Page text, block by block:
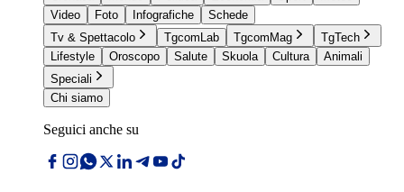
Video
Foto Infografiche
Schede
Tv & Spettacolo
TgcomLab TgcomMag
TgTech
Lifestyle
Oroscopo Salute Skuola Cultura
Animali
Speciali
Chi siamo
Seguici anche su